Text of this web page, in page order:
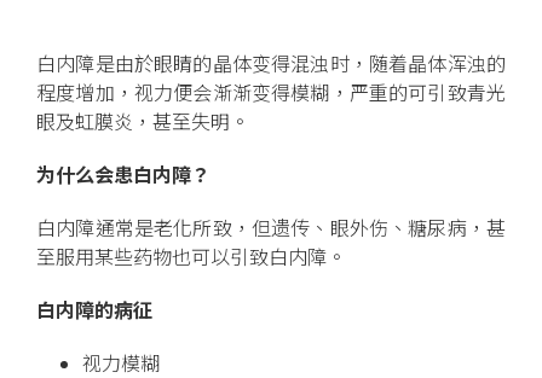
白内障是由於眼睛的晶体变得混浊时，随着晶体浑浊的
程度增加，视力便会渐渐变得模糊，严重的可引致青光
眼及虹膜炎，甚至失明。
为什么会患白内障？
白内障通常是老化所致，但遗传、眼外伤、糖尿病，甚
至服用某些药物也可以引致白内障。
白内障的病征
视力模糊